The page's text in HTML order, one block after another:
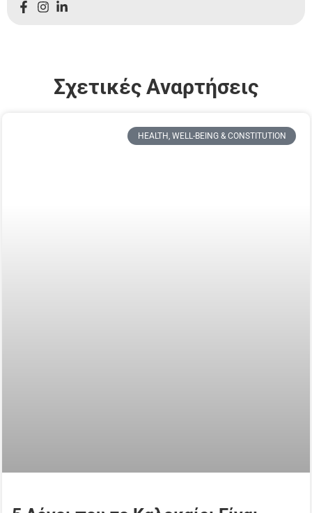
Σχετικές Aναρτήσεις
HEALTH, WELL-BEING & CONSTITUTION